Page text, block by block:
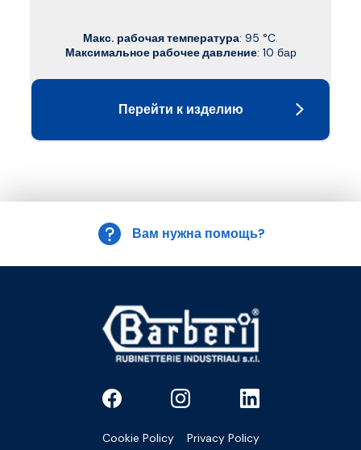
Макс. рабочая температура: 95 °C.
Максимальное рабочее давление: 10 бар
Перейти к изделию
Вам нужна помощь?
Cookie Policy Privacy Policy